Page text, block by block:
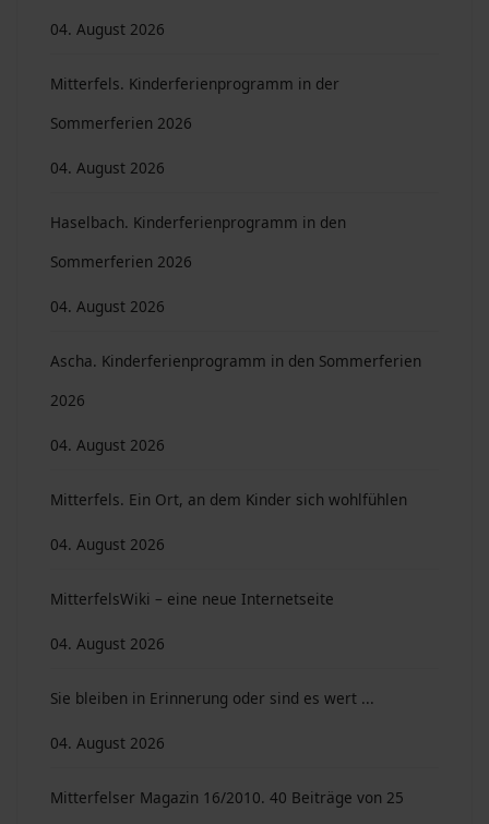
04. August 2026
Mitterfels. Kinderferienprogramm in der
Sommerferien 2026
04. August 2026
Haselbach. Kinderferienprogramm in den
Sommerferien 2026
04. August 2026
Ascha. Kinderferienprogramm in den Sommerferien
2026
04. August 2026
Mitterfels. Ein Ort, an dem Kinder sich wohlfühlen
04. August 2026
MitterfelsWiki – eine neue Internetseite
04. August 2026
Sie bleiben in Erinnerung oder sind es wert ...
04. August 2026
Mitterfelser Magazin 16/2010. 40 Beiträge von 25